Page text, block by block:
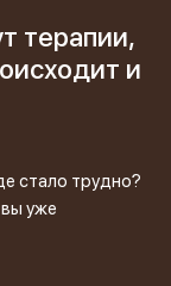
терапии,
и
стало трудно?
уже